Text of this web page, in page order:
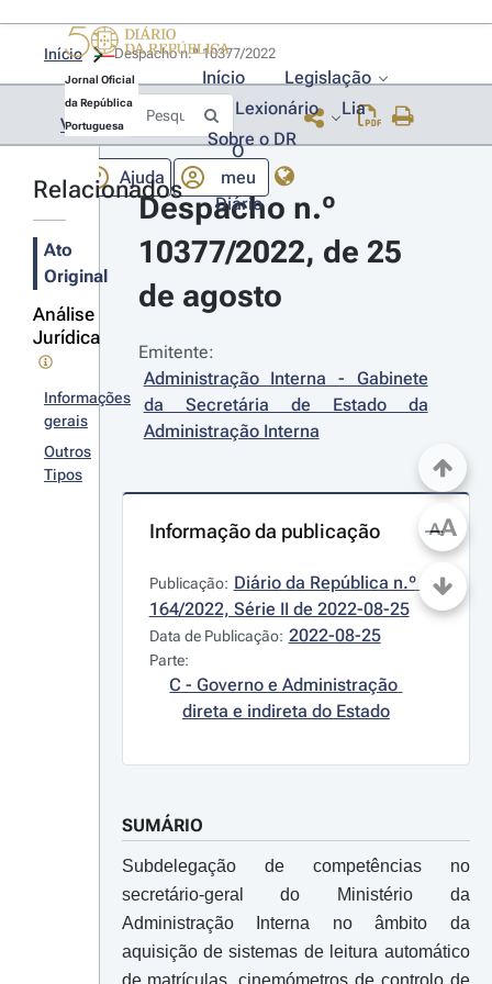
Jornal Oficial
da República
Portuguesa
Início
Legislação
Lexionário
Lia
Sobre o DR
Ajuda
O
meu
Diário
Início
Voltar
Relacionados
Ato
Original
Análise
Jurídica
Informações
gerais
Outros
Tipos
Despacho n.º
10377/2022, de 25
de agosto
Emitente:
Administração Interna - Gabinete
da Secretária de Estado da
Administração Interna
Informação da publicação
Publicação: Diário da República n.º
164/2022, Série II de 2022-08-25
Data de Publicação: 2022-08-25
Parte:
C - Governo e Administração
direta e indireta do Estado
SUMÁRIO
Subdelegação de competências no
secretário-geral do Ministério da
Administração Interna no âmbito da
aquisição de sistemas de leitura automático
de matrículas, cinemómetros de controlo de
AA